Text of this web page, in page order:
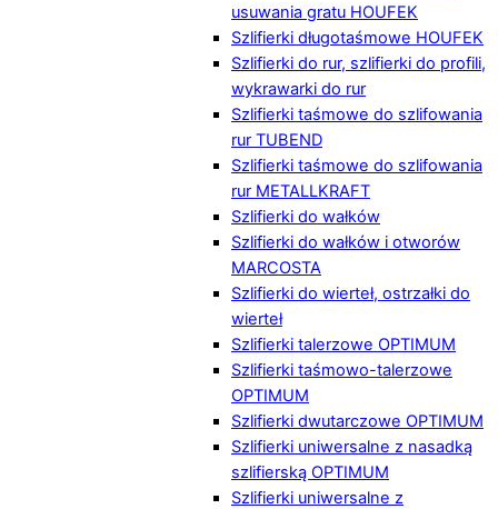
usuwania gratu HOUFEK
Szlifierki długotaśmowe HOUFEK
Szlifierki do rur, szlifierki do profili,
wykrawarki do rur
Szlifierki taśmowe do szlifowania
rur TUBEND
Szlifierki taśmowe do szlifowania
rur METALLKRAFT
Szlifierki do wałków
Szlifierki do wałków i otworów
MARCOSTA
Szlifierki do wierteł, ostrzałki do
wierteł
Szlifierki talerzowe OPTIMUM
Szlifierki taśmowo-talerzowe
OPTIMUM
Szlifierki dwutarczowe OPTIMUM
Szlifierki uniwersalne z nasadką
szlifierską OPTIMUM
Szlifierki uniwersalne z